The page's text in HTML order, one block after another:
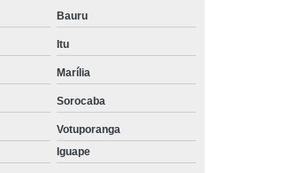
Bauru
Itu
Marília
Sorocaba
Votuporanga
Iguape